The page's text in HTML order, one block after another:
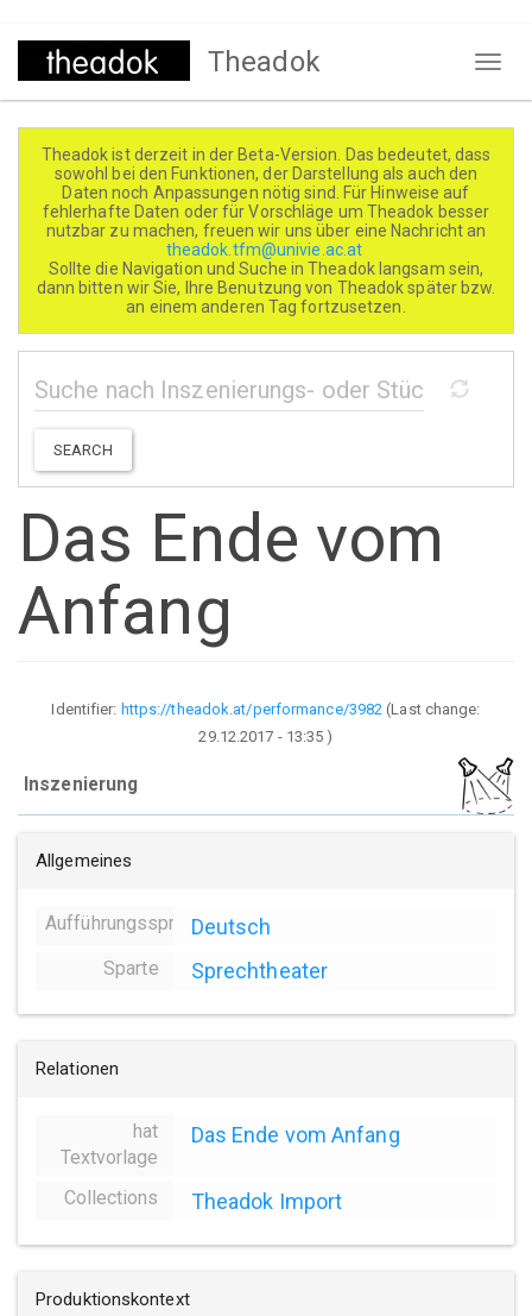
Direkt
Theadok
Theadok ist derzeit in der Beta-Version. Das bedeutet, dass
sowohl bei den Funktionen, der Darstellung als auch den
Daten noch Anpassungen nötig sind. Für Hinweise auf
fehlerhafte Daten oder für Vorschläge um Theadok besser
nutzbar zu machen, freuen wir uns über eine Nachricht an
theadok.tfm@univie.ac.at
Sollte die Navigation und Suche in Theadok langsam sein,
dann bitten wir Sie, Ihre Benutzung von Theadok später bzw.
an einem anderen Tag fortzusetzen.
SEARCH
Das Ende vom
Anfang
Identifier: https://theadok.at/performance/3982 (Last change:
29.12.2017 - 13:35 )
Inszenierung
Allgemeines
AufführungsspracheDeutsch
Sparte Sprechtheater
Relationen
hat
Textvorlage
Das Ende vom Anfang
Collections Theadok Import
Produktionskontext